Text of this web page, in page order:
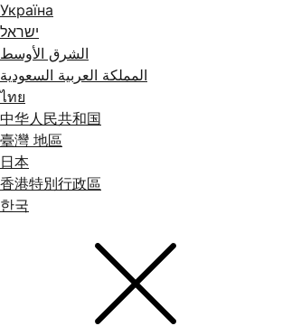
Україна
ישראל
الشرق الأوسط
المملكة العربية السعودية
ไทย
中华人民共和国
臺灣 地區
日本
香港特別行政區
한국